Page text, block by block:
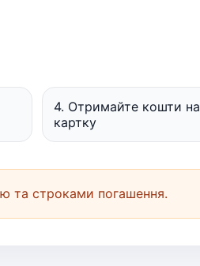
4. Отримайте кошти на
картку
та строками погашення.